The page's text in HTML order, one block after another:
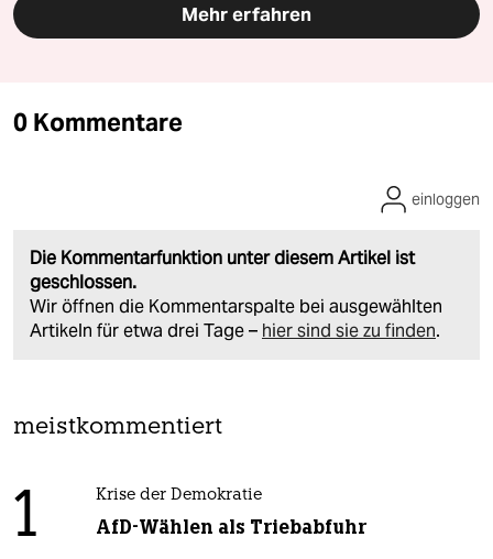
Mehr erfahren
0 Kommentare
Die Kommentarfunktion unter diesem Artikel ist
geschlossen.
Wir öffnen die Kommentarspalte bei ausgewählten
Artikeln für etwa drei Tage – hier sind sie zu finden.
einloggen
meistkommentiert
1 Krise der Demokratie
AfD-Wählen als Triebabfuhr